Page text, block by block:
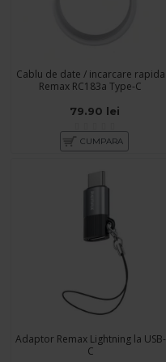
Cablu de date / incarcare rapida
Remax RC183a Type-C
79.90 lei
CUMPARA
Adaptor Remax Lightning la USB-
C